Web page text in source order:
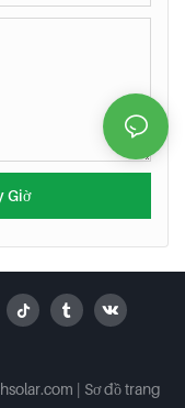
Giờ
| Sơ đồ trang